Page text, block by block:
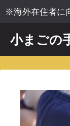
コ
ン
ツ
へ
※海外在住者に
小まごの